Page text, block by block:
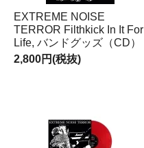
EXTREME NOISE
TERROR Filthkick In It For
Life, バンドグッズ（CD）
2,800円(税抜)